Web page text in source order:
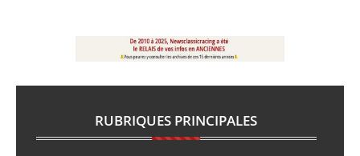
RUBRIQUES PRINCIPALES